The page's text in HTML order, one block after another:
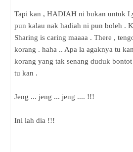
Tapi kan , HADIAH ni bukan untuk
pun kalau nak hadiah ni pun boleh .
Sharing is caring maaaa . There ,
korang . haha .. Apa la agaknya tu
korang yang tak senang duduk
tu kan .
Jeng ... jeng ... jeng .... !!!
Ini lah dia !!!